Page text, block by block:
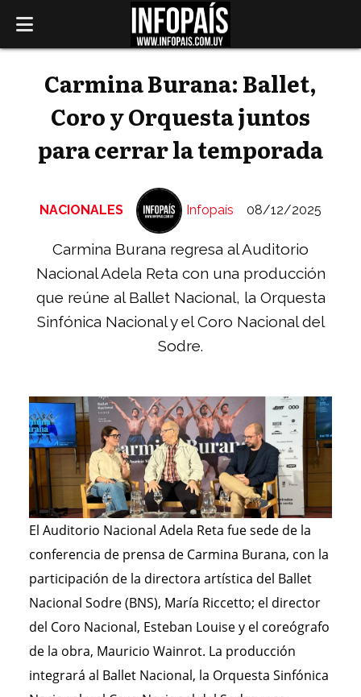
Carmina Burana: Ballet,
Coro y Orquesta juntos
para cerrar la temporada
Carmina Burana regresa al Auditorio
Nacional Adela Reta con una producción
que reúne al Ballet Nacional, la Orquesta
Sinfónica Nacional y el Coro Nacional del
Sodre.
NACIONALES 08/12/2025
Infopaís
El Auditorio Nacional Adela Reta fue sede de la
conferencia de prensa de Carmina Burana, con la
participación de la directora artística del Ballet
Nacional Sodre (BNS), María Riccetto; el director
del Coro Nacional, Esteban Louise y el coreógrafo
de la obra, Mauricio Wainrot. La producción
integrará al Ballet Nacional, la Orquesta Sinfónica